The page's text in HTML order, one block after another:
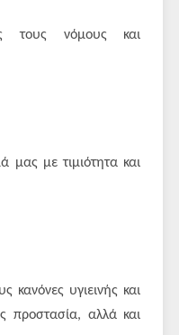
τους νόμους και
μας με τιμιότητα και
κανόνες υγιεινής και
προστασία, αλλά και